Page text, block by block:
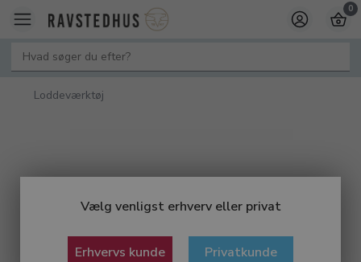
Vælg venligst erhverv eller privat
Erhvervs kunde Privatkunde
0
Loddeværktøj